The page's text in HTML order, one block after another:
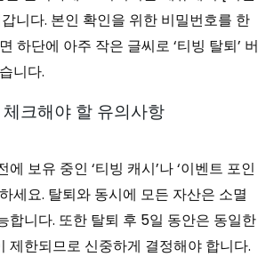
니다. 본인 확인을 위한 비밀번호를 한
하단에 아주 작은 글씨로 ‘티빙 탈퇴’ 버
니다.
크해야 할 유의사항
보유 중인 ‘티빙 캐시’나 ‘이벤트 포인
세요. 탈퇴와 동시에 모든 자산은 소멸
합니다. 또한 탈퇴 후 5일 동안은 동일한
제한되므로 신중하게 결정해야 합니다.